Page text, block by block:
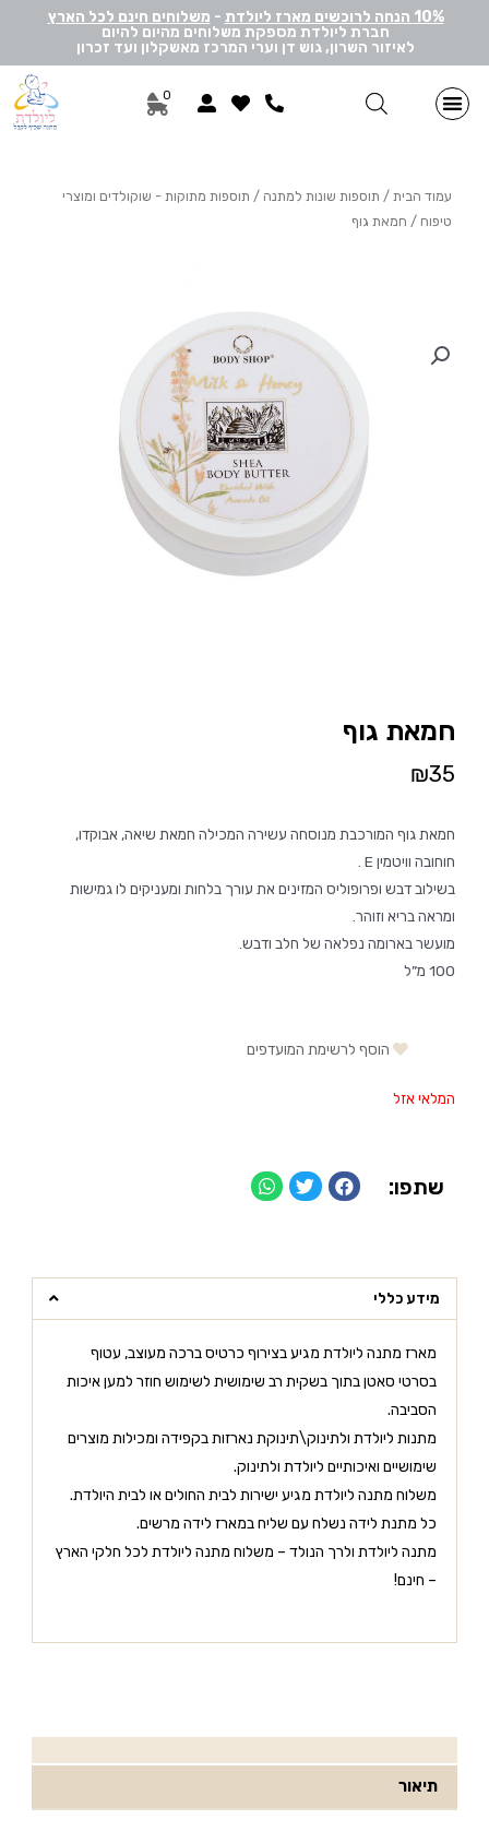
10% הנחה לרוכשים מארז ליולדת - משלוחים חינם לכל הארץ
חברת ליולדת מספקת משלוחים מהיום להיום
לאיזור השרון, גוש דן וערי המרכז מאשקלון ועד זכרון
0
עמוד הבית / תוספות שונות למתנה / תוספות מתוקות - שוקולדים ומוצרי
טיפוח / חמאת גוף
חמאת גוף
₪35
חמאת גוף המורכבת מנוסחה עשירה המכילה חמאת שיאה, אבוקדו,
חוחובה וויטמין E .
בשילוב דבש ופרופוליס המזינים את עורך בלחות ומעניקים לו גמישות
ומראה בריא וזוהר.
מועשר בארומה נפלאה של חלב ודבש.
100 מ”ל
הוסף לרשימת המועדפים
המלאי אזל
שתפו:
מידע כללי
מארז מתנה ליולדת מגיע בצירוף כרטיס ברכה מעוצב, עטוף
בסרטי סאטן בתוך בשקית רב שימושית לשימוש חוזר למען איכות
הסביבה.
מתנות ליולדת ולתינוק\תינוקת נארזות בקפידה ומכילות מוצרים
שימושיים ואיכותיים ליולדת ולתינוק.
משלוח מתנה ליולדת מגיע ישירות לבית החולים או לבית היולדת.
כל מתנת לידה נשלח עם שליח במארז לידה מרשים.
מתנה ליולדת ולרך הנולד – משלוח מתנה ליולדת לכל חלקי הארץ
– חינם!
תיאור